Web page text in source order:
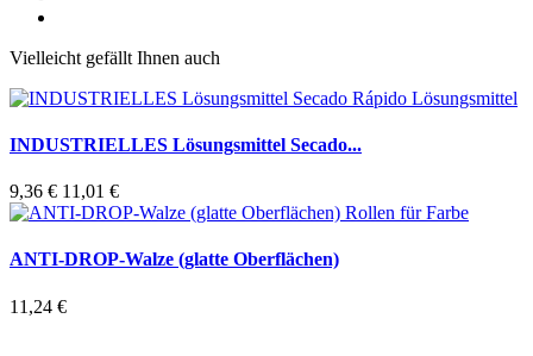
Vielleicht gefällt Ihnen auch
INDUSTRIELLES Lösungsmittel Secado...
9,36 € 11,01 €
ANTI-DROP-Walze (glatte Oberflächen)
11,24 €